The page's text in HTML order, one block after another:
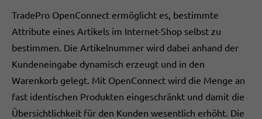
TradePro OpenConnect ermöglicht es, bestimmte
Attribute eines Artikels im Internet-Shop selbst zu
bestimmen. Die Artikelnummer wird dabei anhand der
Kundeneingabe dynamisch erzeugt und in den
Warenkorb gelegt. Mit OpenConnect wird die Menge an
fast identischen Produkten eingeschränkt und damit die
Übersichtlichkeit für den Kunden wesentlich erhöht. Die